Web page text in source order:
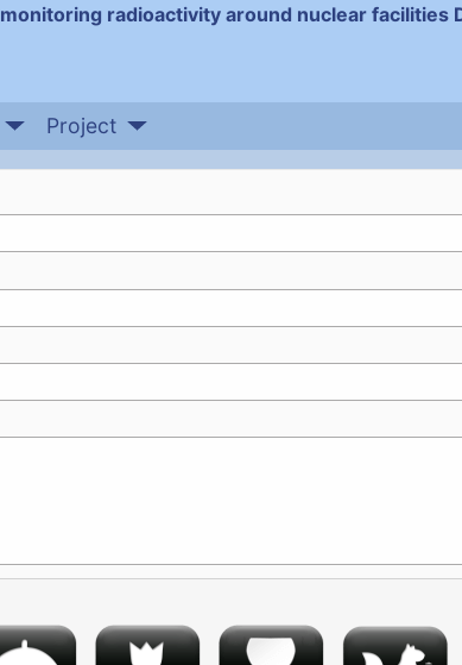
monitoring radioactivity around nuclear facilities
Project